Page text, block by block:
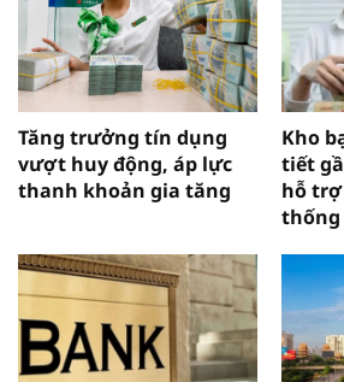
Tăng trưởng tín dụng
vượt huy động, áp lực
thanh khoản gia tăng
Kho
tiết
hỗ
thống